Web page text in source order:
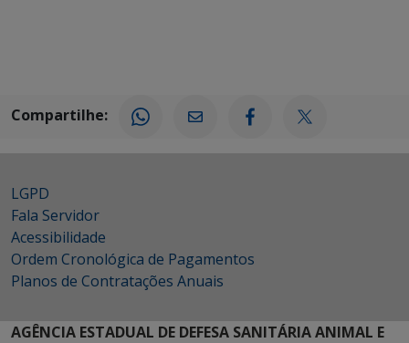
Compartilhe:
LGPD
Fala Servidor
Acessibilidade
Ordem Cronológica de Pagamentos
Planos de Contratações Anuais
AGÊNCIA ESTADUAL DE DEFESA SANITÁRIA ANIMAL E